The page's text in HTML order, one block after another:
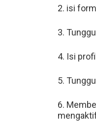
2. isi
3.
4. Isi
5.
6.